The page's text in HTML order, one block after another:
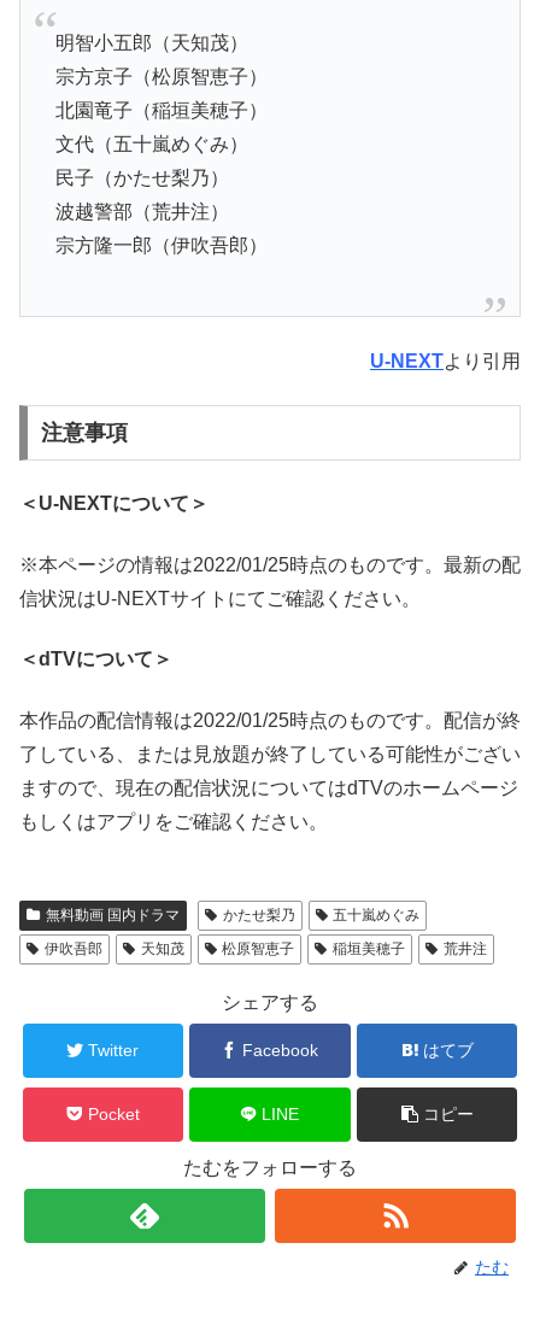
明智小五郎（天知茂）
宗方京子（松原智恵子）
北園竜子（稲垣美穂子）
文代（五十嵐めぐみ）
民子（かたせ梨乃）
波越警部（荒井注）
宗方隆一郎（伊吹吾郎）
U-NEXTより引用
注意事項
＜U-NEXTについて＞
※本ページの情報は2022/01/25時点のものです。最新の配
信状況はU-NEXTサイトにてご確認ください。
＜dTVについて＞
本作品の配信情報は2022/01/25時点のものです。配信が終
了している、または見放題が終了している可能性がござい
ますので、現在の配信状況についてはdTVのホームページ
もしくはアプリをご確認ください。
無料動画 国内ドラマ かたせ梨乃
五十嵐めぐみ
伊吹吾郎
天知茂 松原智恵子 稲垣美穂子 荒井注
シェアする
Twitter Facebook はてブ
Pocket LINE コピー
たむをフォローする
たむ